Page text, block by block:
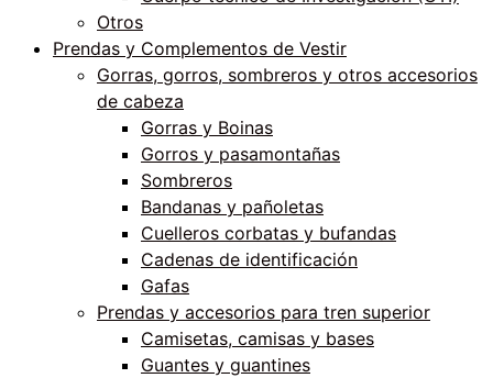
Otros
Prendas y Complementos de Vestir
Gorras, gorros, sombreros y otros accesorios
de cabeza
Gorras y Boinas
Gorros y pasamontañas
Sombreros
Bandanas y pañoletas
Cuelleros corbatas y bufandas
Cadenas de identificación
Gafas
Prendas y accesorios para tren superior
Camisetas, camisas y bases
Guantes y guantines